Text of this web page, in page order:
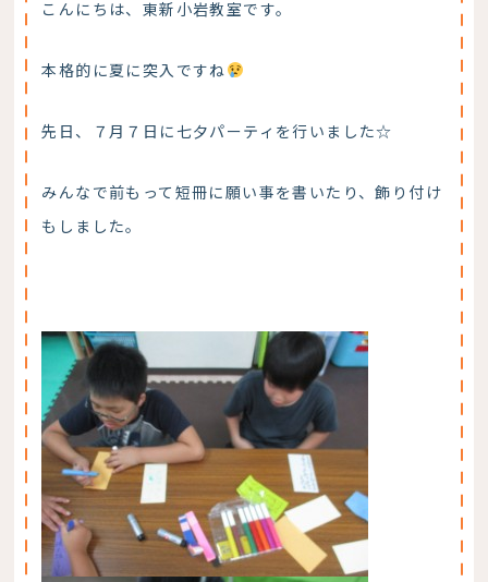
こんにちは、東新小岩教室です。
本格的に夏に突入ですね
先日、７月７日に七夕パーティを行いました☆
みんなで前もって短冊に願い事を書いたり、飾り付け
もしました。